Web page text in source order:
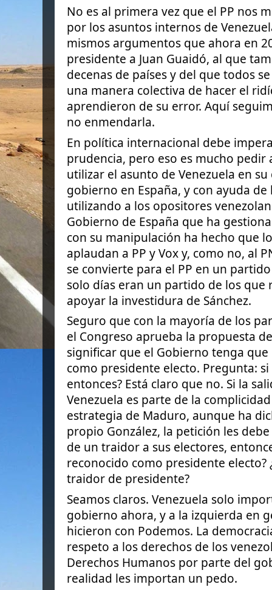
No es al primera vez que el PP nos
por los asuntos internos de
mismos argumentos que ahora en
presidente a Juan Guaidó, al que
decenas de países y del que todos
una manera colectiva de hacer el
aprendieron de su error. Aquí
no enmendarla.
En política internacional debe
prudencia, pero eso es mucho pedir
utilizar el asunto de Venezuela en
gobierno en España, y con ayuda
utilizando a los opositores
Gobierno de España que ha
con su manipulación ha hecho que
aplaudan a PP y Vox y, como no, al
se convierte para el PP en un
solo días eran un partido de los que
apoyar la investidura de Sánchez.
Seguro que con la mayoría de los
el Congreso aprueba la propuesta
significar que el Gobierno tenga que
como presidente electo. Pregunta:
entonces? Está claro que no. Si la
Venezuela es parte de la
estrategia de Maduro, aunque ha
propio González, la petición les
de un traidor a sus electores,
reconocido como presidente electo?
traidor de presidente?
Seamos claros. Venezuela solo
gobierno ahora, y a la izquierda en
hicieron con Podemos. La
respeto a los derechos de los
Derechos Humanos por parte del
realidad les importan un pedo.